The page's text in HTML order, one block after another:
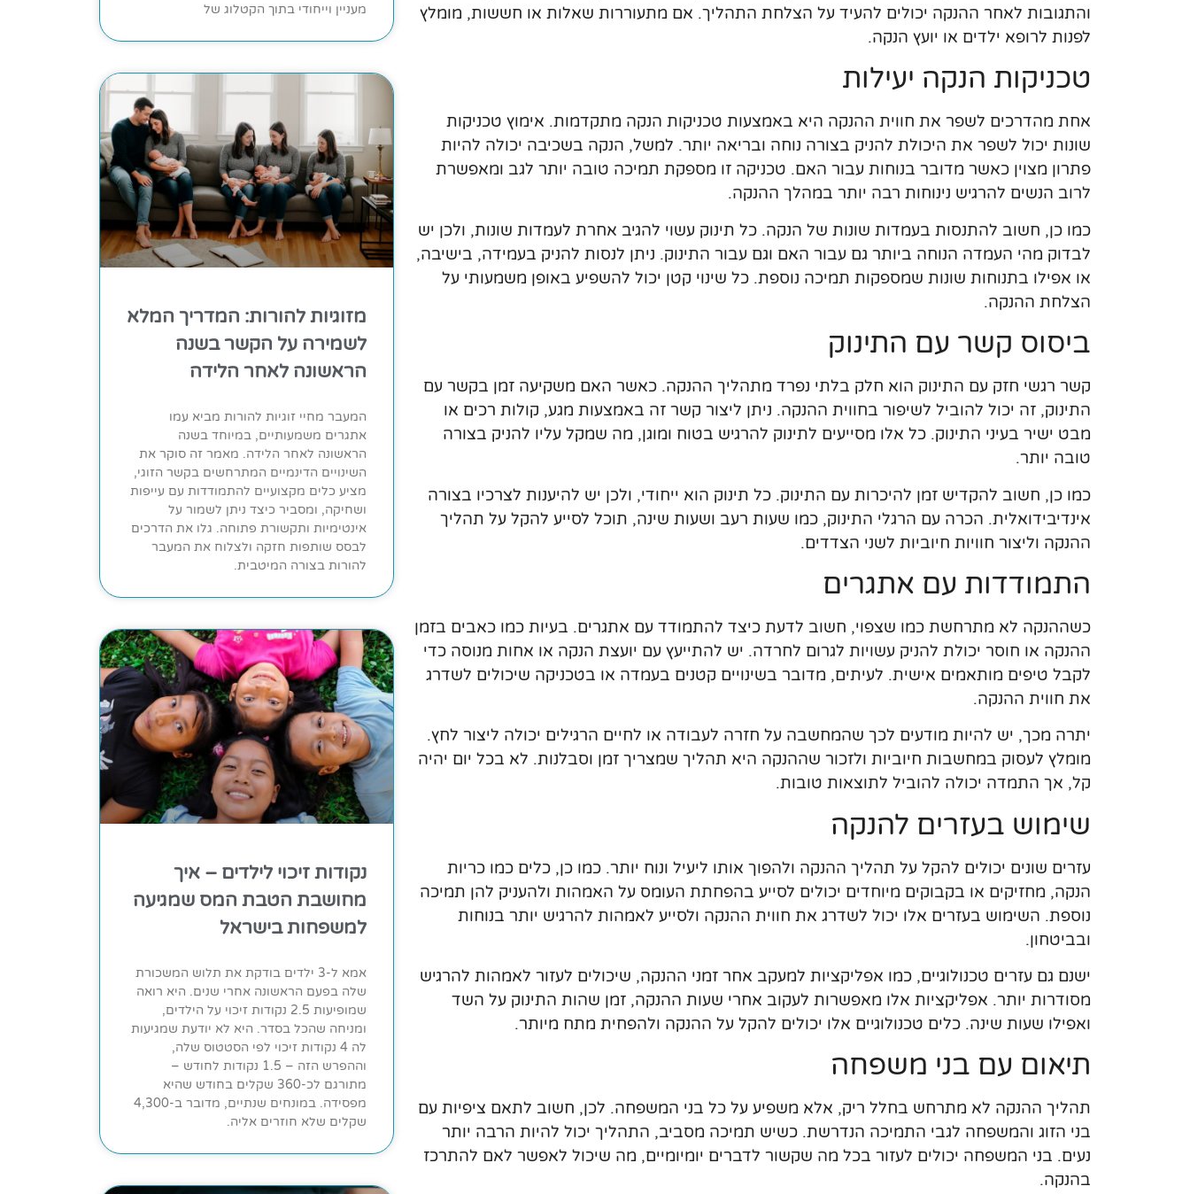
והתגובות לאחר ההנקה יכולים להעיד על הצלחת התהליך. אם מתעוררות שאלות או חששות, מומלץ
לפנות לרופא ילדים או יועץ הנקה.
טכניקות הנקה יעילות
אחת מהדרכים לשפר את חווית ההנקה היא באמצעות טכניקות הנקה מתקדמות. אימוץ טכניקות
שונות יכול לשפר את היכולת להניק בצורה נוחה ובריאה יותר. למשל, הנקה בשכיבה יכולה להיות
פתרון מצוין כאשר מדובר בנוחות עבור האם. טכניקה זו מספקת תמיכה טובה יותר לגב ומאפשרת
לרוב הנשים להרגיש נינוחות רבה יותר במהלך ההנקה.
כמו כן, חשוב להתנסות בעמדות שונות של הנקה. כל תינוק עשוי להגיב אחרת לעמדות שונות, ולכן יש
לבדוק מהי העמדה הנוחה ביותר גם עבור האם וגם עבור התינוק. ניתן לנסות להניק בעמידה, בישיבה,
או אפילו בתנוחות שונות שמספקות תמיכה נוספת. כל שינוי קטן יכול להשפיע באופן משמעותי על
הצלחת ההנקה.
ביסוס קשר עם התינוק
קשר רגשי חזק עם התינוק הוא חלק בלתי נפרד מתהליך ההנקה. כאשר האם משקיעה זמן בקשר עם
התינוק, זה יכול להוביל לשיפור בחווית ההנקה. ניתן ליצור קשר זה באמצעות מגע, קולות רכים או
מבט ישיר בעיני התינוק. כל אלו מסייעים לתינוק להרגיש בטוח ומוגן, מה שמקל עליו להניק בצורה
טובה יותר.
כמו כן, חשוב להקדיש זמן להיכרות עם התינוק. כל תינוק הוא ייחודי, ולכן יש להיענות לצרכיו בצורה
אינדיבידואלית. הכרה עם הרגלי התינוק, כמו שעות רעב ושעות שינה, תוכל לסייע להקל על תהליך
ההנקה וליצור חוויות חיוביות לשני הצדדים.
התמודדות עם אתגרים
כשההנקה לא מתרחשת כמו שצפוי, חשוב לדעת כיצד להתמודד עם אתגרים. בעיות כמו כאבים בזמן
ההנקה או חוסר יכולת להניק עשויות לגרום לחרדה. יש להתייעץ עם יועצת הנקה או אחות מנוסה כדי
לקבל טיפים מותאמים אישית. לעיתים, מדובר בשינויים קטנים בעמדה או בטכניקה שיכולים לשדרג
את חווית ההנקה.
יתרה מכך, יש להיות מודעים לכך שהמחשבה על חזרה לעבודה או לחיים הרגילים יכולה ליצור לחץ.
מומלץ לעסוק במחשבות חיוביות ולזכור שההנקה היא תהליך שמצריך זמן וסבלנות. לא בכל יום יהיה
קל, אך התמדה יכולה להוביל לתוצאות טובות.
שימוש בעזרים להנקה
עזרים שונים יכולים להקל על תהליך ההנקה ולהפוך אותו ליעיל ונוח יותר. כמו כן, כלים כמו כריות
הנקה, מחזיקים או בקבוקים מיוחדים יכולים לסייע בהפחתת העומס על האמהות ולהעניק להן תמיכה
נוספת. השימוש בעזרים אלו יכול לשדרג את חווית ההנקה ולסייע לאמהות להרגיש יותר בנוחות
ובביטחון.
ישנם גם עזרים טכנולוגיים, כמו אפליקציות למעקב אחר זמני ההנקה, שיכולים לעזור לאמהות להרגיש
מסודרות יותר. אפליקציות אלו מאפשרות לעקוב אחרי שעות ההנקה, זמן שהות התינוק על השד
ואפילו שעות שינה. כלים טכנולוגיים אלו יכולים להקל על ההנקה ולהפחית מתח מיותר.
תיאום עם בני משפחה
תהליך ההנקה לא מתרחש בחלל ריק, אלא משפיע על כל בני המשפחה. לכן, חשוב לתאם ציפיות עם
בני הזוג והמשפחה לגבי התמיכה הנדרשת. כשיש תמיכה מסביב, התהליך יכול להיות הרבה יותר
נעים. בני המשפחה יכולים לעזור בכל מה שקשור לדברים יומיומיים, מה שיכול לאפשר לאם להתרכז
בהנקה.
מעניין וייחודי בתוך הקטלוג של
מזוגיות להורות: המדריך המלא
לשמירה על הקשר בשנה
הראשונה לאחר הלידה
המעבר מחיי זוגיות להורות מביא עמו
אתגרים משמעותיים, במיוחד בשנה
הראשונה לאחר הלידה. מאמר זה סוקר את
השינויים הדינמיים המתרחשים בקשר הזוגי,
מציע כלים מקצועיים להתמודדות עם עייפות
ושחיקה, ומסביר כיצד ניתן לשמור על
אינטימיות ותקשורת פתוחה. גלו את הדרכים
לבסס שותפות חזקה ולצלוח את המעבר
להורות בצורה המיטבית.
נקודות זיכוי לילדים – איך
מחושבת הטבת המס שמגיעה
למשפחות בישראל
אמא ל-3 ילדים בודקת את תלוש המשכורת
שלה בפעם הראשונה אחרי שנים. היא רואה
שמופיעות 2.5 נקודות זיכוי על הילדים,
ומניחה שהכל בסדר. היא לא יודעת שמגיעות
לה 4 נקודות זיכוי לפי הסטטוס שלה,
וההפרש הזה – 1.5 נקודות לחודש –
מתורגם לכ-360 שקלים בחודש שהיא
מפסידה. במונחים שנתיים, מדובר ב-4,300
שקלים שלא חוזרים אליה.